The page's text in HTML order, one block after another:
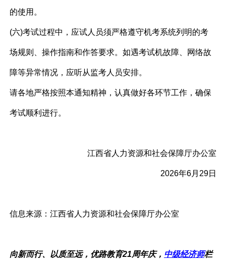
的使用。
(六)考试过程中，应试人员须严格遵守机考系统列明的考
场规则、操作指南和作答要求。如遇考试机故障、网络故
障等异常情况，应听从监考人员安排。
请各地严格按照本通知精神，认真做好各环节工作，确保
考试顺利进行。
江西省人力资源和社会保障厅办公室
2026年6月29日
信息来源：江西省人力资源和社会保障厅办公室
向新而行、以质至远，优路教育21周年庆， 中级经济师栏